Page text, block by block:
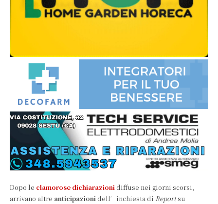
Dopo le clamorose dichiarazionidiffuse nei giorni scorsi,
arrivano altre anticipazionidell’inchiesta di Reportsu